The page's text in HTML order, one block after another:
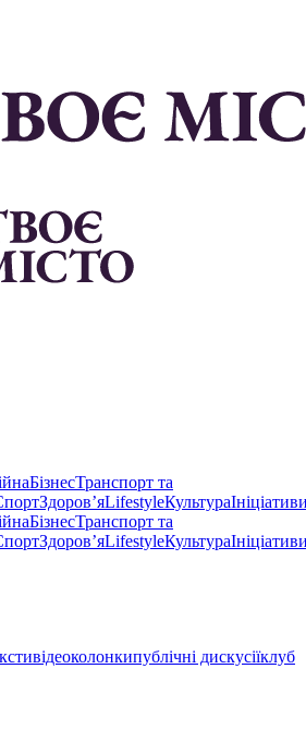
БізнесТранспорт та
ЗдоровʼяLifestyleКультура
БізнесТранспорт та
ЗдоровʼяLifestyleКультура
відеоколонкипублічні дискусіїклуб